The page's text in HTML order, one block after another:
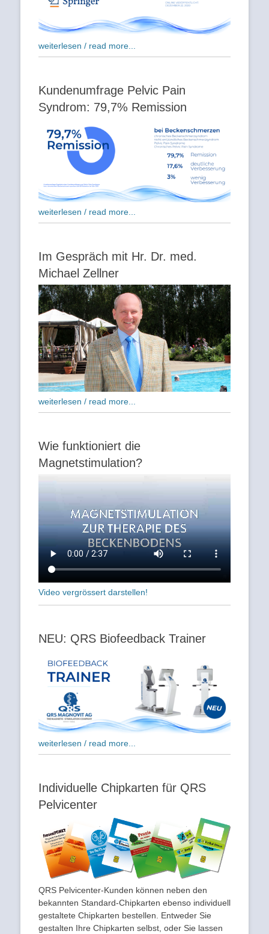
weiterlesen / read more...
Kundenumfrage Pelvic Pain
Syndrom: 79,7% Remission
weiterlesen / read more...
Im Gespräch mit Hr. Dr. med.
Michael Zellner
weiterlesen / read more...
Wie funktioniert die
Magnetstimulation?
Video vergrössert darstellen!
NEU: QRS Biofeedback Trainer
weiterlesen / read more...
Individuelle Chipkarten für QRS
Pelvicenter
QRS Pelvicenter-Kunden können neben den
bekannten Standard-Chipkarten ebenso individuell
gestaltete Chipkarten bestellen. Entweder Sie
gestalten Ihre Chipkarten selbst, oder Sie lassen